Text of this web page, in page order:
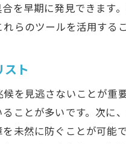
を早期に発見できます
らのツールを活用する
ト
を見逃さないことが
ことが多いです。次
未然に防ぐことが可